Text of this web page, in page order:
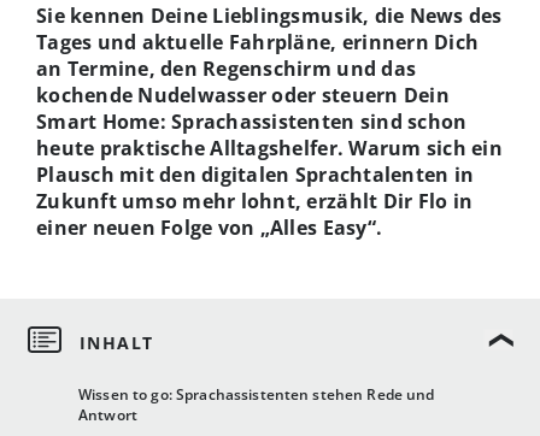
Wissen to go: Sprachassistenten stehen Rede und
Antwort
Sie kennen Deine Lieblingsmusik, die News des
Tages und aktuelle Fahrpläne, erinnern Dich
an Termine, den Regenschirm und das
kochende Nudelwasser oder steuern Dein
Smart Home: Sprachassistenten sind schon
heute praktische Alltagshelfer. Warum sich ein
Plausch mit den digitalen Sprachtalenten in
Zukunft umso mehr lohnt, erzählt Dir Flo in
einer neuen Folge von „Alles Easy“.